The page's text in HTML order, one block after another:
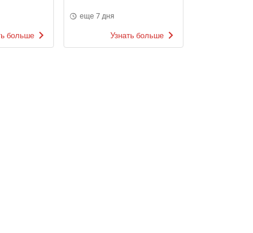
больше
еще 7 дня
Узнать больше